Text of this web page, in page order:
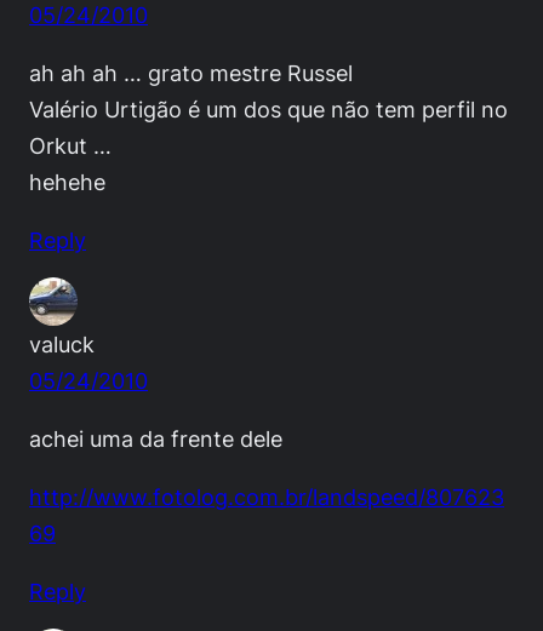
05/24/2010
ah ah ah … grato mestre Russel
Valério Urtigão é um dos que não tem perfil no
Orkut …
hehehe
Reply
valuck
05/24/2010
achei uma da frente dele
http://www.fotolog.com.br/landspeed/807623
69
Reply